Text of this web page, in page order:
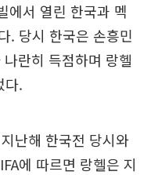
에서 열린 한국과 멕
. 당시 한국은 손흥민
란히 득점하며 랑헬
다.
난해 한국전 당시와
에 따르면 랑헬은 지